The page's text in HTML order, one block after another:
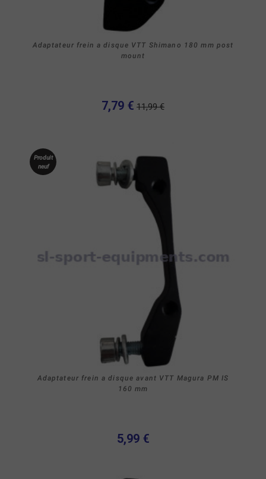
Adaptateur frein a disque VTT Shimano 180 mm post
mount
7,79 € 11,99 €
Produit
neuf
Adaptateur frein a disque avant VTT Magura PM IS
160 mm
5,99 €